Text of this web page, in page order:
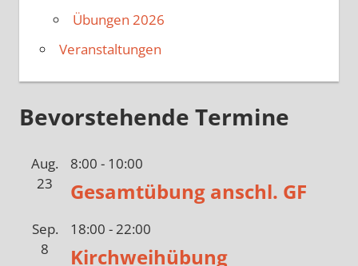
Übungen 2026
Veranstaltungen
Bevorstehende Termine
Aug.
23
8:00 - 10:00
Gesamtübung anschl. GF
Sep.
8
18:00 -22:00
Kirchweihübung